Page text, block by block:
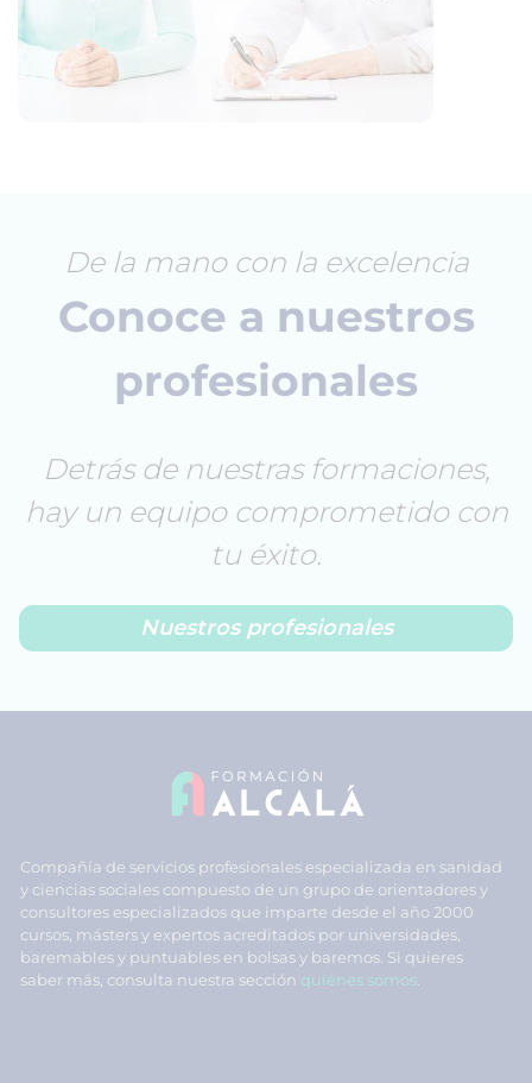
De la mano con la excelencia
Conoce a nuestros
profesionales
Detrás de nuestras formaciones,
hay un equipo comprometido con
tu éxito.
Nuestros profesionales
Compañía de servicios profesionales especializada en sanidad
y ciencias sociales compuesto de un grupo de orientadores y
consultores especializados que imparte desde el año 2000
cursos, másters y expertos acreditados por universidades,
baremables y puntuables en bolsas y baremos. Si quieres
saber más, consulta nuestra sección quiénes somos